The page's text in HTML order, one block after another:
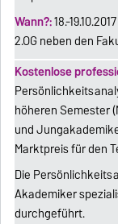
Wann?:18.-
2.OG neben den
Kostenlose
höheren Semester
und
Marktpreis für den
Die
Akademiker
durchgeführt.